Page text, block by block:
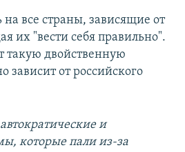
все страны, зависящие от
их "вести себя правильно".
такую двойственную
зависит от российского
и
которые пали из-за